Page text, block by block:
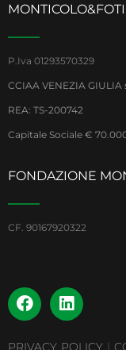
P.Iva 01293570329
CCIAA VENEZIA GIULIA
REA: TS-200742
Capitale Sociale €
FONDAZIONE
CF. 90167920322
PRIVACY POLICY |